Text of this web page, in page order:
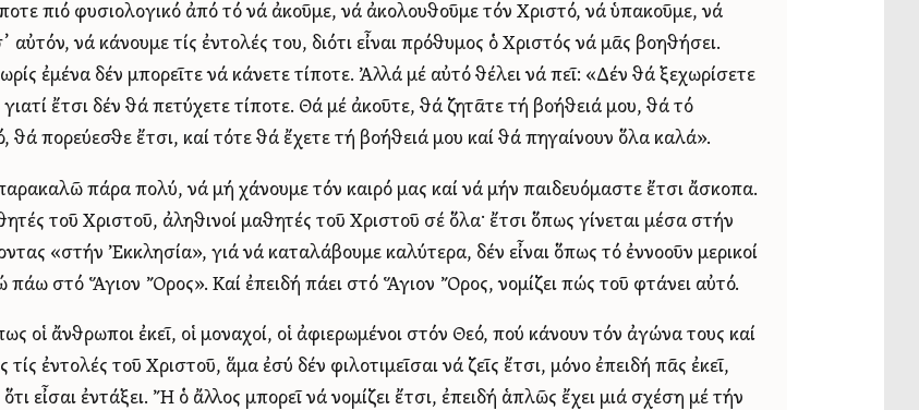
πιό φυσιολογικό ἀπό τό νά ἀκοῦμε, νά ἀκολουθοῦμε τόν Χριστό, νά ὑπακοῦμε, νά
αὐτόν, νά κάνουμε τίς ἐντολές του, διότι εἶναι πρόθυμος ὁ Χριστός νά μᾶς βοηθήσει.
ἐμένα δέν μπορεῖτε νά κάνετε τίποτε. Ἀλλά μέ αὐτό θέλει νά πεῖ: «Δέν θά ξεχωρίσετε
ἔτσι δέν θά πετύχετε τίποτε. Θά μέ ἀκοῦτε, θά ζητᾶτε τή βοήθειά μου, θά τό
θά πορεύεσθε ἔτσι, καί τότε θά ἔχετε τή βοήθειά μου καί θά πηγαίνουν ὅλα καλά».
πάρα πολύ, νά μή χάνουμε τόν καιρό μας καί νά μήν παιδευόμαστε ἔτσι ἄσκοπα.
τοῦ Χριστοῦ, ἀληθινοί μαθητές τοῦ Χριστοῦ σέ ὅλα· ἔτσι ὅπως γίνεται μέσα στήν
«στήν Ἐκκλησία», γιά νά καταλάβουμε καλύτερα, δέν εἶναι ὅπως τό ἐννοοῦν μερικοί
πάω στό Ἅγιον Ὄρος». Καί ἐπειδή πάει στό Ἅγιον Ὄρος, νομίζει πώς τοῦ φτάνει αὐτό.
οἱ ἄνθρωποι ἐκεῖ, οἱ μοναχοί, οἱ ἀφιερωμένοι στόν Θεό, πού κάνουν τόν ἀγώνα τους καί
τίς ἐντολές τοῦ Χριστοῦ, ἅμα ἐσύ δέν φιλοτιμεῖσαι νά ζεῖς ἔτσι, μόνο ἐπειδή πᾶς ἐκεῖ,
ὅτι εἶσαι ἐντάξει. Ἤ ὁ ἄλλος μπορεῖ νά νομίζει ἔτσι, ἐπειδή ἁπλῶς ἔχει μιά σχέση μέ τήν